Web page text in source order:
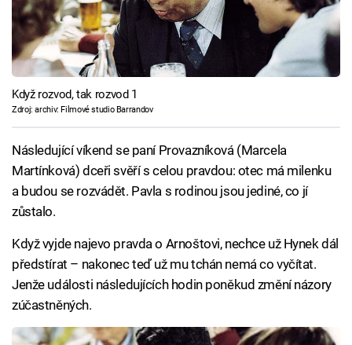
Když rozvod, tak rozvod 1
Zdroj: archiv: Filmové studio Barrandov
Následující víkend se paní Provazníková (Marcela
Martínková) dceři svěří s celou pravdou: otec má milenku
a budou se rozvádět. Pavla s rodinou jsou jediné, co jí
zůstalo.
Když vyjde najevo pravda o Arnoštovi, nechce už Hynek dál
předstírat – nakonec teď už mu tchán nemá co vyčítat.
Jenže události následujících hodin poněkud změní názory
zúčastněných.